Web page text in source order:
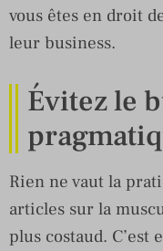
vous êtes en droit
leur business.
Évitez le
Rien ne vaut la
articles sur la
plus costaud.